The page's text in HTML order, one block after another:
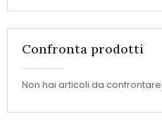
Confronta prodotti
Non hai articoli da confrontare.